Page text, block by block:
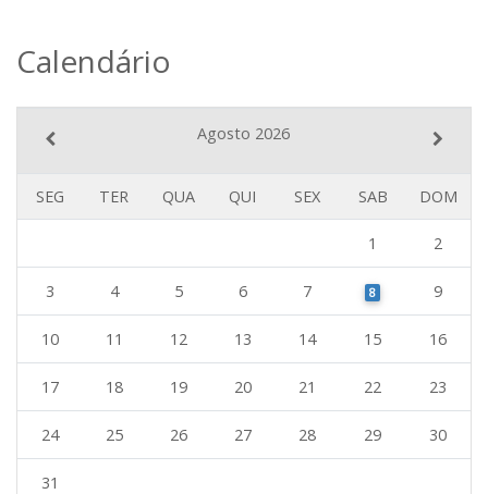
Calendário
Agosto 2026
SEG TER QUA QUI SEX SAB DOM
1 2
3 4 5 6 7 8 9
10 11 12 13 14 15 16
17 18 19 20 21 22 23
24 25 26 27 28 29 30
31